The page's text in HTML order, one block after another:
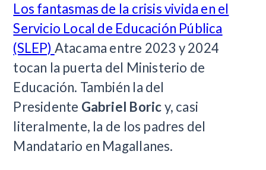
Los fantasmas de la crisis vivida en el
Servicio Local de Educación Pública
(SLEP) Atacama entre 2023 y 2024
tocan la puerta del Ministerio de
Educación. También la del
Presidente Gabriel Boricy, casi
literalmente, la de los padres del
Mandatario en Magallanes.